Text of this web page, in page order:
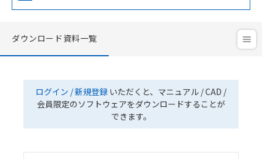
ダウンロード資料一覧
ログイン / 新規登録 いただくと、マニュアル / CAD /
会員限定のソフトウェアをダウンロードすることが
できます。